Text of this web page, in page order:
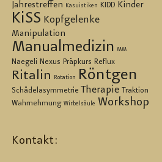
Jahrestreffen Kasuistiken KIDD Kinder
KiSS Kopfgelenke
Manipulation
Manualmedizin MM
Naegeli Nexus Präpkurs Reflux
Ritalin Rotation Röntgen
Schädelasymmetrie Therapie Traktion
Wahrnehmung Wirbelsäule Workshop
Kontakt: